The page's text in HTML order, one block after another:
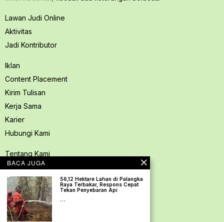
Lawan Judi Online
Aktivitas
Jadi Kontributor
Iklan
Content Placement
Kirim Tulisan
Kerja Sama
Karier
Hubungi Kami
Tentang Kami
Redaksi PerspektifSpace
Kode Etik Jurnalistik
Pedoman Media Siber
Kebijakan Privasi
BACA JUGA
56,12 Hektare Lahan di Palangka
Raya Terbakar, Respons Cepat
Tekan Penyebaran Api
…